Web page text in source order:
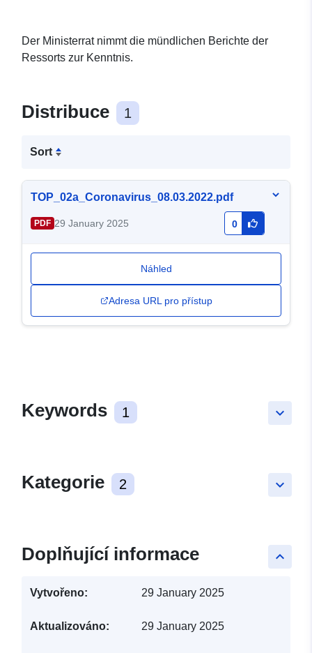
Der Ministerrat nimmt die mündlichen Berichte der
Ressorts zur Kenntnis.
Distribuce 1
Sort
TOP_02a_Coronavirus_08.03.2022.pdf
PDF 29 January 2025 0
Náhled
Adresa URL pro přístup
keyboard_arrow_down
Keywords 1
keyboard_arrow_down
Kategorie 2
keyboard_arrow_up
Doplňující informace
Vytvořeno: 29 January 2025
Aktualizováno: 29 January 2025